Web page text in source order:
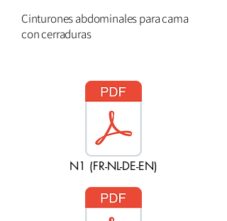
Cinturones abdominales para cama
con cerraduras
N1 (FR-NL-DE-EN)